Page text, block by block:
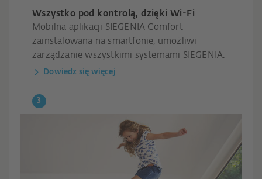
Wszystko pod kontrolą, dzięki Wi-Fi
Mobilna aplikacji SIEGENIA Comfort
zainstalowana na smartfonie, umożliwi
zarządzanie wszystkimi systemami SIEGENIA.
Dowiedz się więcej